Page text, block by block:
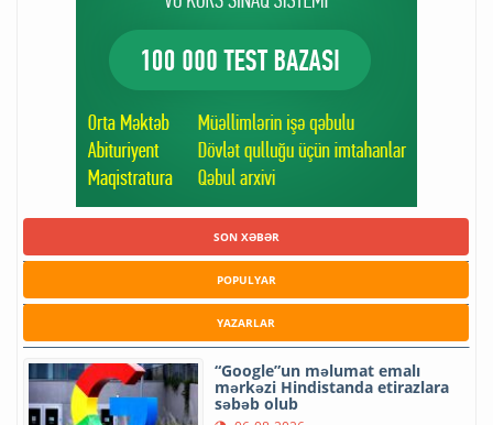
SON XƏBƏR
POPULYAR
YAZARLAR
“Google”un məlumat emalı
mərkəzi Hindistanda etirazlara
səbəb olub